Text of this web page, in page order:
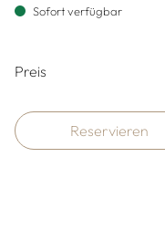
Sofort verfügbar
Preis
Reservieren